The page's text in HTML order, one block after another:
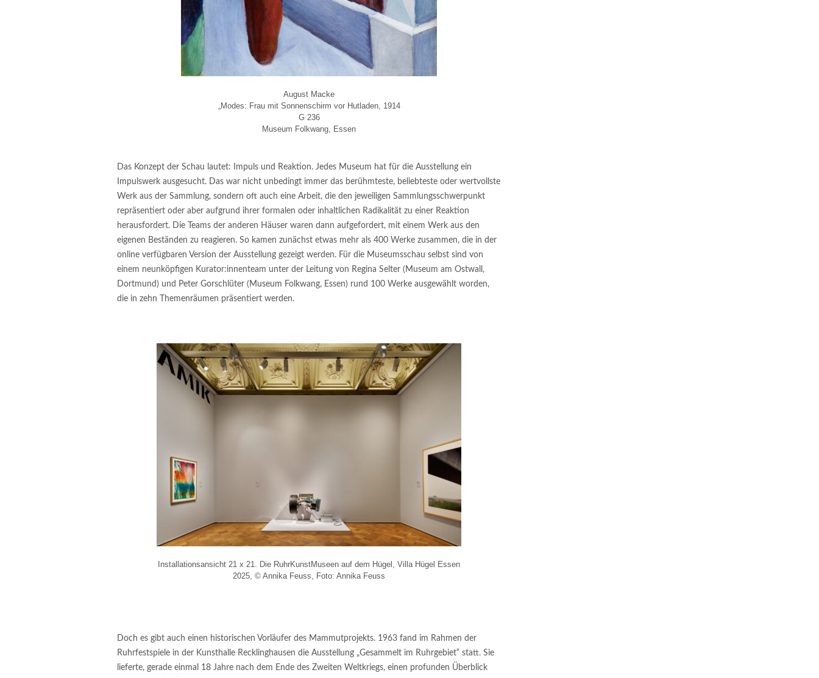
August Macke
„Modes: Frau mit Sonnenschirm vor Hutladen, 1914
G 236
Museum Folkwang, Essen
Das Konzept der Schau lautet: Impuls und Reaktion. Jedes Museum hat für die Ausstellung ein
Impulswerk ausgesucht. Das war nicht unbedingt immer das berühmteste, beliebteste oder wertvollste
Werk aus der Sammlung, sondern oft auch eine Arbeit, die den jeweiligen Sammlungsschwerpunkt
repräsentiert oder aber aufgrund ihrer formalen oder inhaltlichen Radikalität zu einer Reaktion
herausfordert. Die Teams der anderen Häuser waren dann aufgefordert, mit einem Werk aus den
eigenen Beständen zu reagieren. So kamen zunächst etwas mehr als 400 Werke zusammen, die in der
online verfügbaren Version der Ausstellung gezeigt werden. Für die Museumsschau selbst sind von
einem neunköpfigen Kurator:innenteam unter der Leitung von Regina Selter (Museum am Ostwall,
Dortmund) und Peter Gorschlüter (Museum Folkwang, Essen) rund 100 Werke ausgewählt worden,
die in zehn Themenräumen präsentiert werden.
Installationsansicht 21 x 21. Die RuhrKunstMuseen auf dem Hügel, Villa Hügel Essen
2025, © Annika Feuss, Foto: Annika Feuss
Doch es gibt auch einen historischen Vorläufer des Mammutprojekts. 1963 fand im Rahmen der
Ruhrfestspiele in der Kunsthalle Recklinghausen die Ausstellung „Gesammelt im Ruhrgebiet“ statt. Sie
lieferte, gerade einmal 18 Jahre nach dem Ende des Zweiten Weltkriegs, einen profunden Überblick